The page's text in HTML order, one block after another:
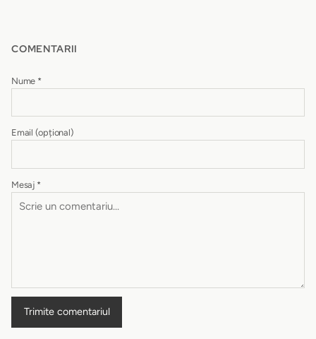
COMENTARII
Nume *
Email (opțional)
Mesaj *
Trimite comentariul